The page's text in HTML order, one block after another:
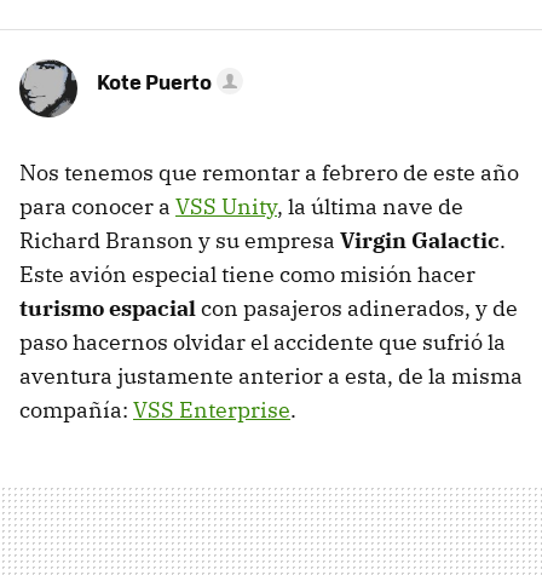
Kote Puerto
Nos tenemos que remontar a febrero de este año
para conocer a VSS Unity, la última nave de
Richard Branson y su empresa Virgin Galactic.
Este avión especial tiene como misión hacer
turismo espacialcon pasajeros adinerados, y de
paso hacernos olvidar el accidente que sufrió la
aventura justamente anterior a esta, de la misma
compañía: VSS Enterprise.